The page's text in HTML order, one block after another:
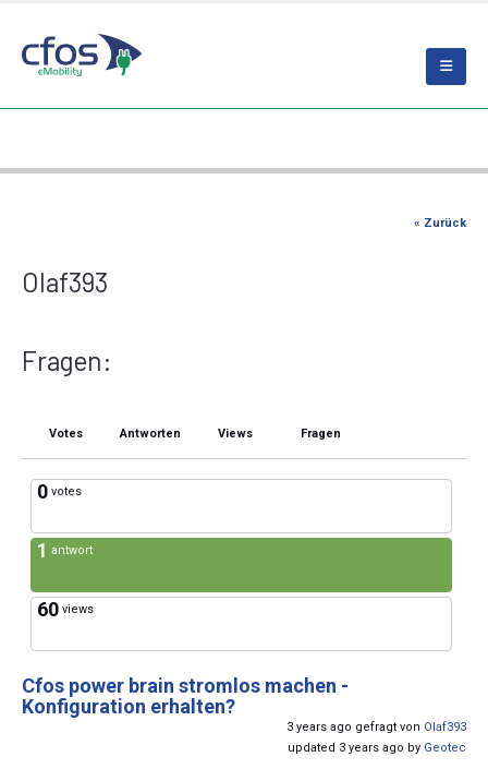
« Zurück
Olaf393
Fragen:
Votes Antworten Views Fragen
0 votes
1 antwort
60 views
Cfos power brain stromlos machen -
Konfiguration erhalten?
3 years ago gefragt von Olaf393
updated 3 years ago by Geotec